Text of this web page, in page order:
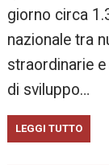
giorno circa
nazionale tra
straordinarie
di sviluppo…
LEGGI TUTTO